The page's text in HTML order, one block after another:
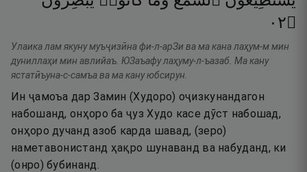
۝٢٠
Улаика лам якуну муъҷизӣна фи-л-арЗи ва ма кана лаҳум-м мин
дуниллаҳи мин авлийаъ. ЮЗаъафу лаҳуму-л-ъазаб. Ма кану
ястатӣъуна-с-самъа ва ма кану юбсирун.
Ин ҷамоъа дар Замин (Худоро) оҷизкунандагон
набошанд, онҳоро ба ҷуз Худо касе дӯст набошад,
онҳоро дучанд азоб карда шавад, (зеро)
наметавонистанд ҳақро шунаванд ва набуданд, ки
(онро) бубинанд.